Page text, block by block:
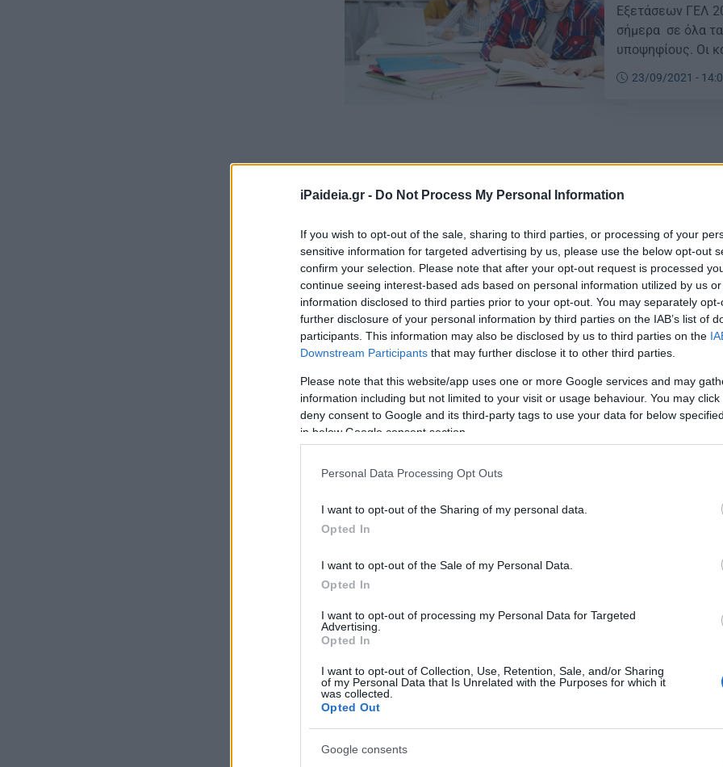
iPaideia.gr - Do Not Process My Personal Information
If you wish to opt-out of the sale, sharing to third parties, or processing of your
sensitive information for targeted advertising by us, please use the below opt-out
confirm your selection. Please note that after your opt-out request is processed
continue seeing interest-based ads based on personal information utilized by us
information disclosed to third parties prior to your opt-out. You may separately
further disclosure of your personal information by third parties on the IAB’s list of
participants. This information may also be disclosed by us to third parties on the
Downstream Participants that may further disclose it to other third parties.
Please note that this website/app uses one or more Google services and may
information including but not limited to your visit or usage behaviour. You may
deny consent to Google and its third-party tags to use your data for below
in below Google consent section.
Personal Data Processing Opt Outs
I want to opt-out of the Sharing of my personal data.
Opted In
I want to opt-out of the Sale of my Personal Data.
Opted In
I want to opt-out of processing my Personal Data for Targeted
Advertising.
Opted In
I want to opt-out of Collection, Use, Retention, Sale, and/or Sharing
of my Personal Data that Is Unrelated with the Purposes for which it
was collected.
Opted Out
Google consents
Εξετάσεων ΓΕΛ
σήμερα σε όλα
υποψηφίους. Οι
μόνο τον κωδικό
εξεταζόμενο
23/09/2021 -
Πανελλήνιες
Πανελλήνιες
ανακοίνωσή του
για το
το
υποψήφιοι και
22/07/2021 -
Βάσεις 2021
Βάσεις 2021: Η
απόλυτη
εκπαιδευτική
που συζητάμε
έχει ο
Βάσεις 2021:
Εισαγωγής –
Βάσεις 2021: Με